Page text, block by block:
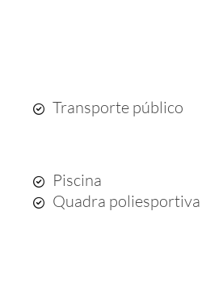
Transporte público
Piscina
Quadra poliesportiva